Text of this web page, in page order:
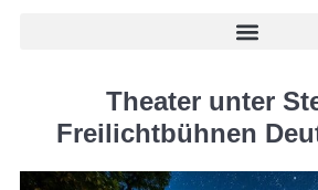
Theater unter
Freilichtbühnen